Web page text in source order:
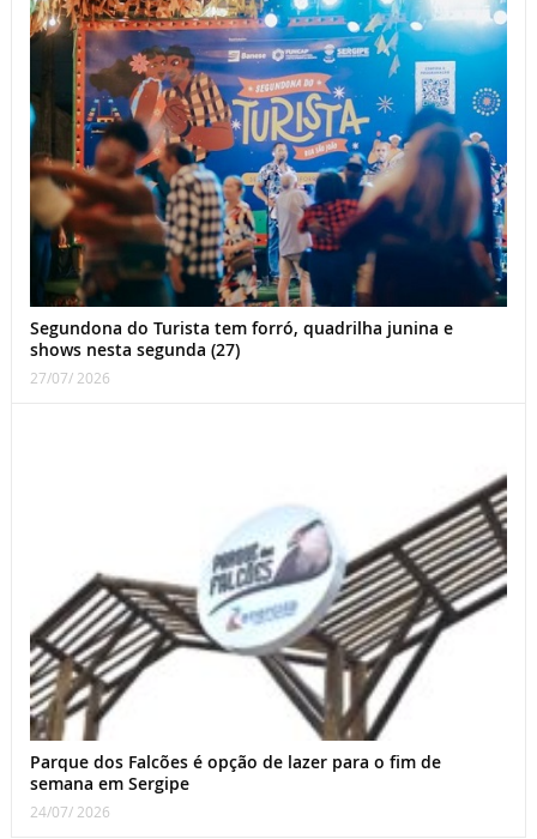
Segundona do Turista tem forró, quadrilha junina e
shows nesta segunda (27)
27/07/ 2026
Parque dos Falcões é opção de lazer para o fim de
semana em Sergipe
24/07/ 2026